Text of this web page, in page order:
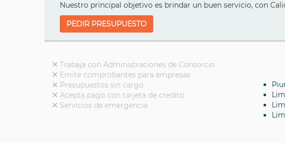
Nuestro principal objetivo es brindar un buen servicio, con
PEDIR PRESUPUESTO
Trabaja con Administraciones de Consorcio
Emite comprobantes para empresas
Presupuestos sin cargo
Acepta pago con tarjeta de credito
Servicios de emergencia